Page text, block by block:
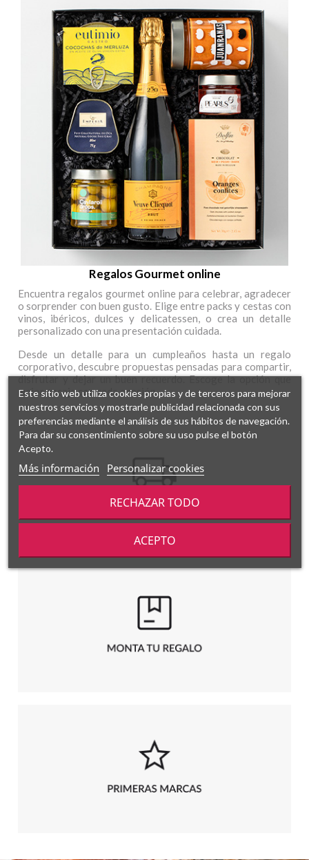
Regalos Gourmet online
Encuentra regalos gourmet online para celebrar, agradecer
o sorprender con buen gusto. Elige entre packs y cestas con
vinos, ibéricos, dulces y delicatessen, o crea un detalle
personalizado con una presentación cuidada.
Desde un detalle para un cumpleaños hasta un regalo
corporativo, descubre propuestas pensadas para compartir,
disfrutar y dejar un buen recuerdo. Escoge la opción que
mejor encaje con cada ocasión.
Este sitio web utiliza cookies propias y de terceros para mejorar
nuestros servicios y mostrarle publicidad relacionada con sus
preferencias mediante el análisis de sus hábitos de navegación.
Para dar su consentimiento sobre su uso pulse el botón
Acepto.
Más información Personalizar cookies
RECHAZAR TODO
ACEPTO